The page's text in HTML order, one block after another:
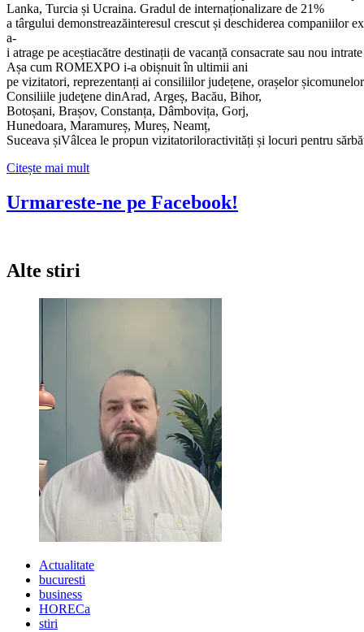
Lanka, Turcia și Ucraina. Gradul de internaționalizare de 21%
a târgului demonstreazăinteresul crescut și deschiderea companiilor
a-
i atrage pe aceștiacătre destinații de vacanță consacrate sau nou
Așa cum ROMEXPO i-a obișnuit în ultimii ani
pe vizitatori, reprezentanți ai consiliilor județene, orașelor
Consiliile judeţene dinArad, Argeș, Bacău, Bihor,
Botoșani, Brașov, Constanța, Dâmbovița, Gorj,
Hunedoara, Maramureș, Mureș, Neamț,
Suceava șiVâlcea le propun vizitatoriloractivități și locuri pentru
Citește mai multCitește
despre
–
pasionaților
călătorii!
Urmareste-ne pe Facebook!
Alte stiri
Actualitate
bucuresti
business
HORECa
stiri